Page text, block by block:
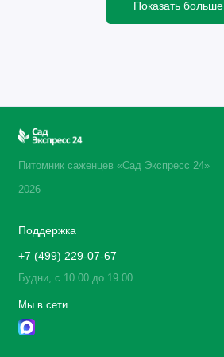
Показать больше
Питомник саженцев «Сад Экспресс 24»
2026
Поддержка
+7 (499) 229-07-67
Будни, с 10.00 до 19.00
Мы в сети